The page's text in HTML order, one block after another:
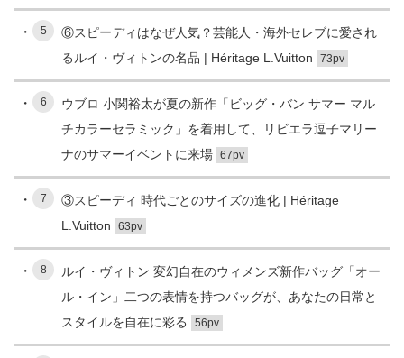
5
⑥スピーディはなぜ人気？芸能人・海外セレブに愛され
るルイ・ヴィトンの名品 | Héritage L.Vuitton
73pv
6
ウブロ 小関裕太が夏の新作「ビッグ・バン サマー マル
チカラーセラミック」を着用して、リビエラ逗子マリー
ナのサマーイベントに来場 67pv
7
③スピーディ 時代ごとのサイズの進化 | Héritage
L.Vuitton
63pv
8
ルイ・ヴィトン 変幻自在のウィメンズ新作バッグ「オー
ル・イン」二つの表情を持つバッグが、あなたの日常と
スタイルを自在に彩る
56pv